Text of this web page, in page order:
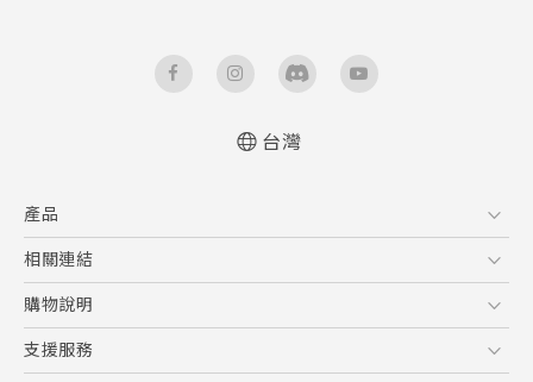
台灣
產品
5G
智慧型手機
配件
相關連結
HTC Research
購物說明
購物須知
支援服務